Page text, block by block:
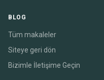
BLOG
Tüm makaleler
Siteye geri dön
Bizimle İletişime Geçin